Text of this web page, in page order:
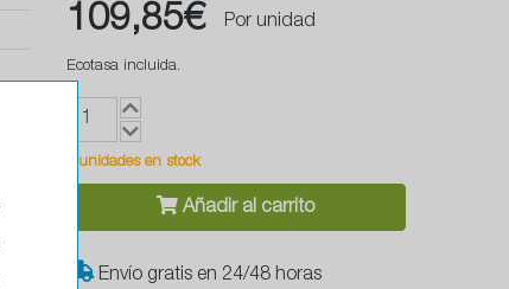
109,85€ Por unidad
Ecotasa incluida.
1 unidades en stock
Añadir al carrito
Envío gratis en 24/48 horas